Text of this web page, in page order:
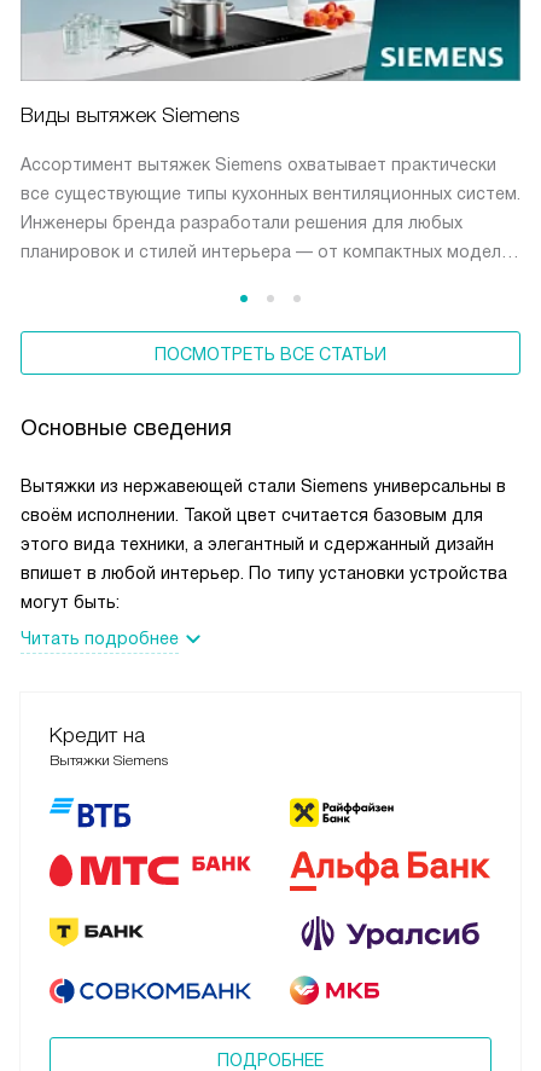
Виды вытяжек Siemens
Ассортимент вытяжек Siemens охватывает практически
все существующие типы кухонных вентиляционных систем.
Инженеры бренда разработали решения для любых
планировок и стилей интерьера — от компактных моделей
в многообразии, классифицируем эти устройства по двум
ключевым признакам: способу установки и принципу
определить, какая и менно модификация подойдет для
ПОСМОТРЕТЬ ВСЕ СТАТЬИ
Основные сведения
Вытяжки из нержавеющей стали Siemens универсальны в
своём исполнении. Такой цвет считается базовым для
этого вида техники, а элегантный и сдержанный дизайн
впишет в любой интерьер. По типу установки устройства
могут быть:
Читать подробнее
Кредит на
Вытяжки Siemens
ПОДРОБНЕЕ